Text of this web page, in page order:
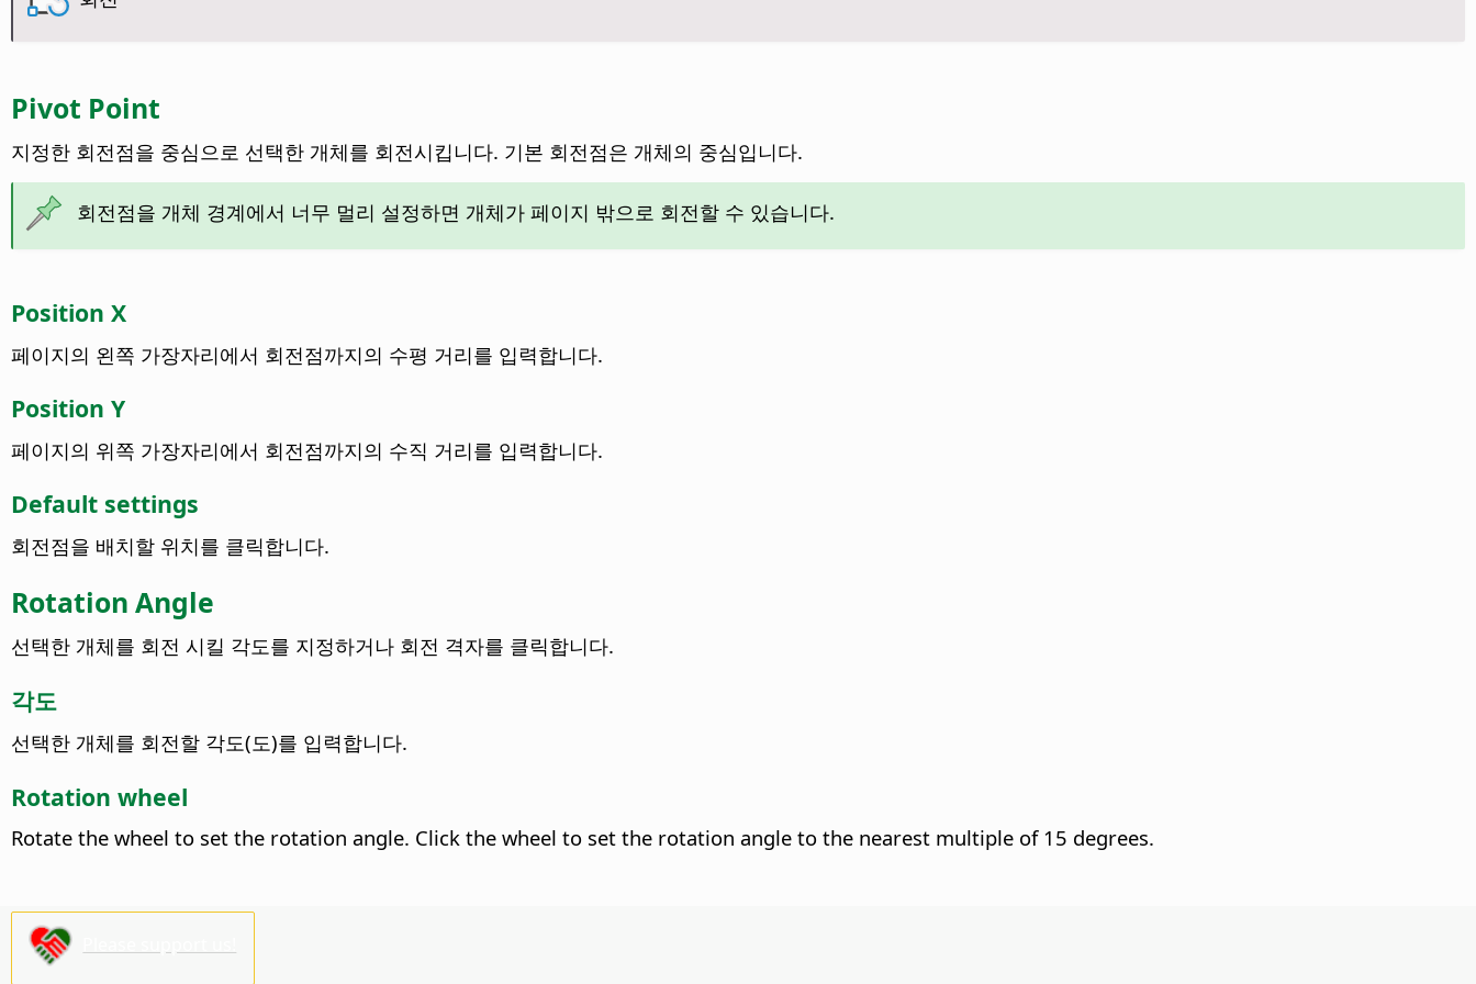
Pivot Point
지정한 회전점을 중심으로 선택한 개체를 회전시킵니다. 기본 회전점은 개체의 중심입니다.
회전점을 개체 경계에서 너무 멀리 설정하면 개체가 페이지 밖으로 회전할 수 있습니다.
Position X
페이지의 왼쪽 가장자리에서 회전점까지의 수평 거리를 입력합니다.
Position Y
페이지의 위쪽 가장자리에서 회전점까지의 수직 거리를 입력합니다.
Default settings
회전점을 배치할 위치를 클릭합니다.
Rotation Angle
선택한 개체를 회전 시킬 각도를 지정하거나 회전 격자를 클릭합니다.
각도
선택한 개체를 회전할 각도(도)를 입력합니다.
Rotation wheel
Rotate the wheel to set the rotation angle. Click the wheel to set the rotation angle to the nearest multiple of 15 degrees.